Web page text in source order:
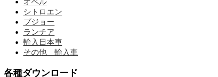
オペル
シトロエン
プジョー
ランチア
輸入日本車
その他 輸入車
各種ダウンロード